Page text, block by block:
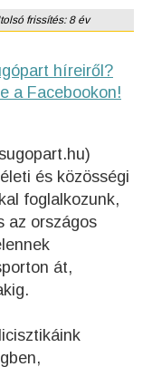
frissítés: 8 év
híreiről?
a Facebookon!
és közösségi
foglalkozunk,
az országos
át,